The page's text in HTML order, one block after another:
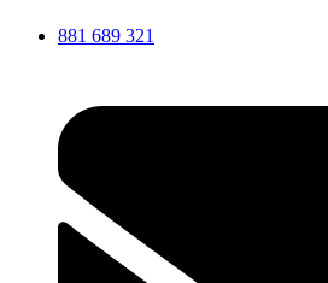
881 689 321